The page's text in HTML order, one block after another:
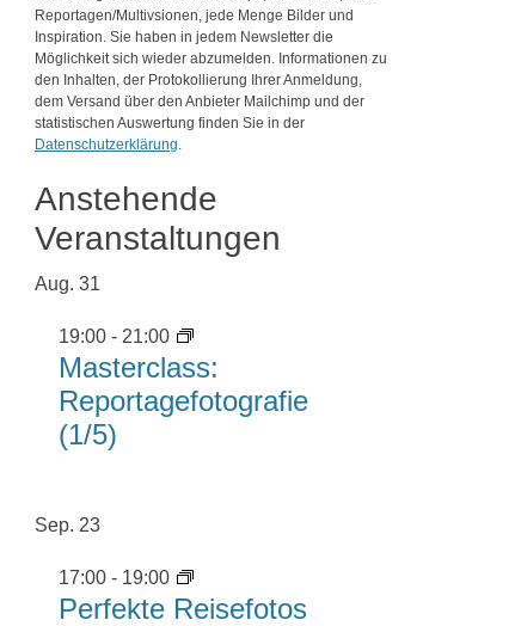
Reportagen/Multivsionen, jede Menge Bilder und
Inspiration. Sie haben in jedem Newsletter die
Möglichkeit sich wieder abzumelden. Informationen zu
den Inhalten, der Protokollierung Ihrer Anmeldung,
dem Versand über den Anbieter Mailchimp und der
statistischen Auswertung finden Sie in der
Datenschutzerklärung.
Anstehende
Veranstaltungen
Aug. 31
19:00 - 21:00
Masterclass:
Reportagefotografie
(1/5)
Sep. 23
17:00 - 19:00
Perfekte Reisefotos